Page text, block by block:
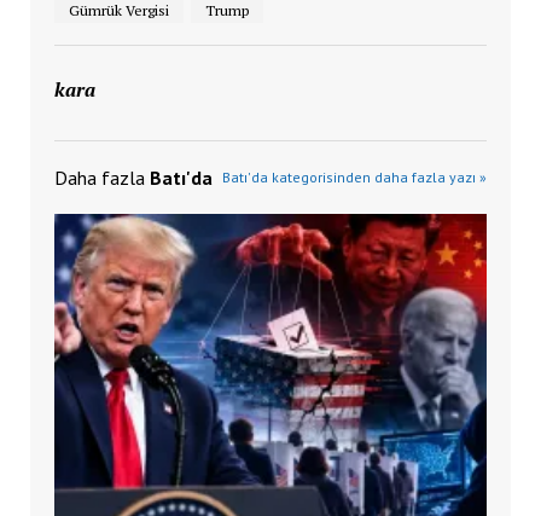
Gümrük Vergisi Trump
kara
Daha fazla Batı'da Batı'da kategorisinden daha fazla yazı »